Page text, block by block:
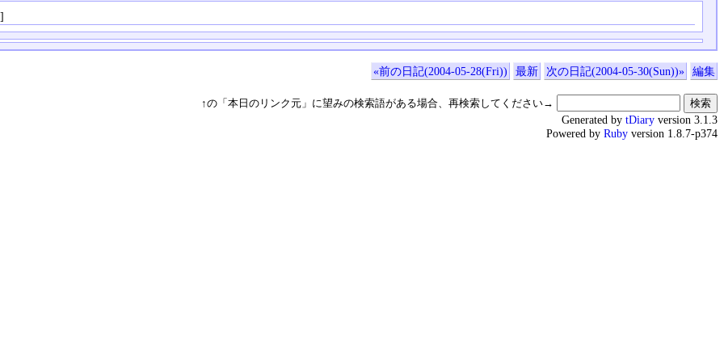
]
«前の日記(2004-05-28(Fri)) 最新 次の日記(2004-05-30(Sun))» 編集
↑の「本日のリンク元」に望みの検索語がある場合、再検索してください→
Generated by tDiary version 3.1.3
Powered by Ruby version 1.8.7-p374